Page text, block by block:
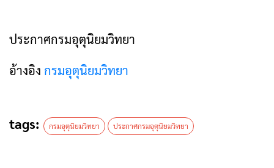
ประกาศกรมอุตุนิยมวิทยา
อ้างอิง กรมอุตุนิยมวิทยา
tags: กรมอุตุนิยมวิทยา ประกาศกรมอุตุนิยมวิทยา